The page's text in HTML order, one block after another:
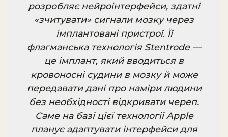
розробляє нейроінтерфейси, здатні
«зчитувати» сигнали мозку через
імплантовані пристрої. Її
флагманська технологія Stentrode —
це імплант, який вводиться в
кровоносні судини в мозку й може
передавати дані про наміри людини
без необхідності відкривати череп.
Саме на базі цієї технології Apple
планує адаптувати інтерфейси для